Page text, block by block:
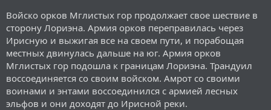
Войско орков Мглистых гор продолжает свое шествие в
сторону Лориэна. Армия орков переправилась через
Ирисную и выжигая все на своем пути, и порабощая
местных двинулась дальше на юг. Армия орков
Мглистых гор подошла к границам Лориэна. Трандуил
воссоединяется со своим войском. Амрот со своими
воинами и энтами воссоединился с армией лесных
эльфов и они доходят до Ирисной реки.